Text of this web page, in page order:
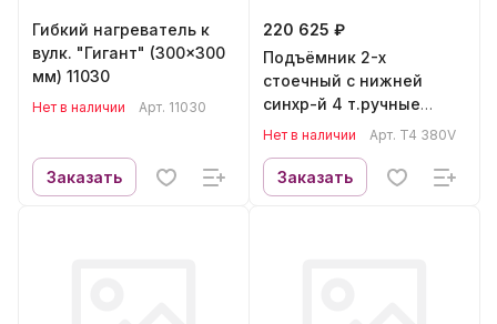
Гибкий нагреватель к
вулк. "Гигант" (300x300
мм) 11030
Нет в наличии Арт. 11030
Заказать
220 625 ₽
Подъёмник 2-х
стоечный с нижней
синхр-й 4 т.ручные
стопора 380 В TEMP T4
Нет в наличии Арт. T4 380V
Заказать